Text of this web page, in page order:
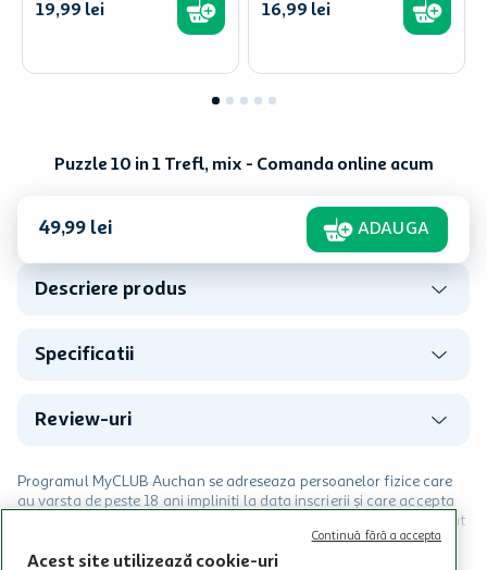
19,99 lei 16,99 lei
Puzzle 10 in 1 Trefl, mix - Comanda online acum
49,99 lei ADAUGA
Descriere produs
Specificatii
Review-uri
Programul MyCLUB Auchan se adreseaza persoanelor fizice care
au varsta de peste 18 ani impliniti la data inscrierii și care accepta
Termenele și Condițiile Programului. Ofertele MyCLUB Auchan sunt
valabile in limita stocurilor disponibile. Beneficiile se acorda in
limita a 12 unitati / card client o singura data in perioada promotiei.
CITESTE MAI MULT
Acest site utilizează cookie-uri
Continuă fără a accepta